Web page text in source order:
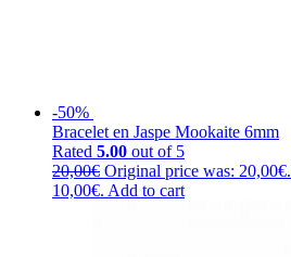
-50%
Bracelet en Jaspe Mookaite 6mm
Rated 5.00 out of 5
20,00€ Original price was: 20,00€.
10,00€. Add to cart